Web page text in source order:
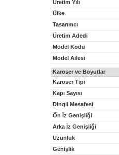
Üretim Yılı
Ülke
Tasarımcı
Üretim Adedi
Model Kodu
Model Ailesi
Karoser ve Boyutlar
Karoser Tipi
Kapı Sayısı
Dingil Mesafesi
Ön İz Genişliği
Arka İz Genişliği
Uzunluk
Genişlik